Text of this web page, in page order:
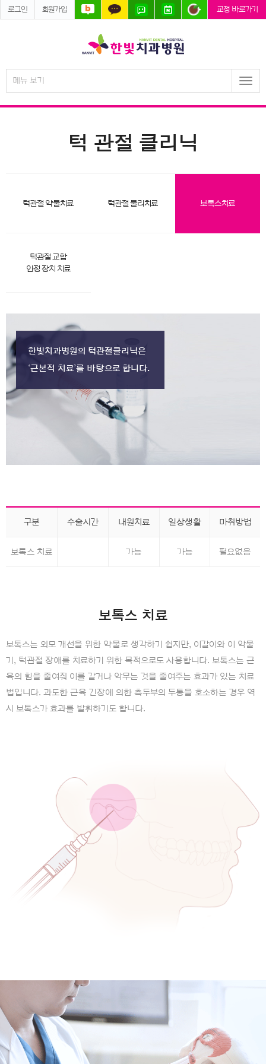
로그인 회원가입 교정 바로가기
메뉴 보기
턱 관절 클리닉
턱관절 약물치료 턱관절 물리치료 보톡스치료
턱관절 교합
안정 장치 치료
한빛치과병원의 턱관절클리닉은
‘근본적 치료’를 바탕으로 합니다.
구분 수술시간 내원치료 일상생활 마취방법
보톡스 치료 가능 가능 필요없음
보톡스 치료
보톡스는 외모 개선을 위한 약물로 생각하기 쉽지만, 이갈이와 이 악물
기, 턱관절 장애를 치료하기 위한 목적으로도 사용합니다. 보톡스는 근
육의 힘을 줄여줘 이를 갈거나 악무는 것을 줄여주는 효과가 있는 치료
법입니다. 과도한 근육 긴장에 의한 측두부의 두통을 호소하는 경우 역
시 보톡스가 효과를 발휘하기도 합니다.